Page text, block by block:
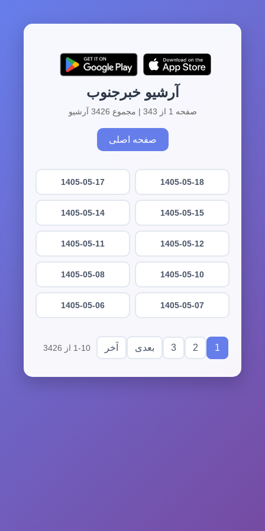
آرشیو خبرجنوب
صفحه 1 از 343 | مجموع 3426 آرشیو
صفحه اصلی
1405-05-18
1405-05-17
1405-05-15
1405-05-14
1405-05-12
1405-05-11
1405-05-10
1405-05-08
1405-05-07
1405-05-06
1
2
3 بعدی آخر 1-10 از 3426